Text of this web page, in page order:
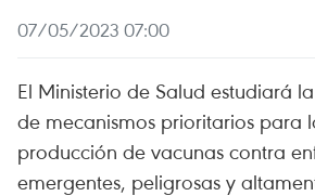
07/05/2023 07:00
El Ministerio de Salud estudiará
de mecanismos prioritarios para
producción de vacunas contra
emergentes, peligrosas y